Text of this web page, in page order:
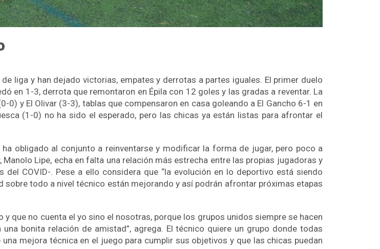
liga y han dejado victorias, empates y derrotas a partes iguales. El primer duelo
en 1-3, derrota que remontaron en Épila con 12 goles y las gradas a reventar. La
y El Olivar (3-3), tablas que compensaron en casa goleando a El Gancho 6-1 en
(1-0) no ha sido el esperado, pero las chicas ya están listas para afrontar el
obligado al conjunto a reinventarse y modificar la forma de jugar, pero poco a
Lipe, echa en falta una relación más estrecha entre las propias jugadoras y
COVID-. Pese a ello considera que “la evolución en lo deportivo está siendo
todo a nivel técnico están mejorando y así podrán afrontar próximas etapas
que no cuenta el yo sino el nosotras, porque los grupos unidos siempre se hacen
bonita relación de amistad”, agrega. El técnico quiere un grupo donde todas
mejora técnica en el juego para cumplir sus objetivos y que las chicas puedan